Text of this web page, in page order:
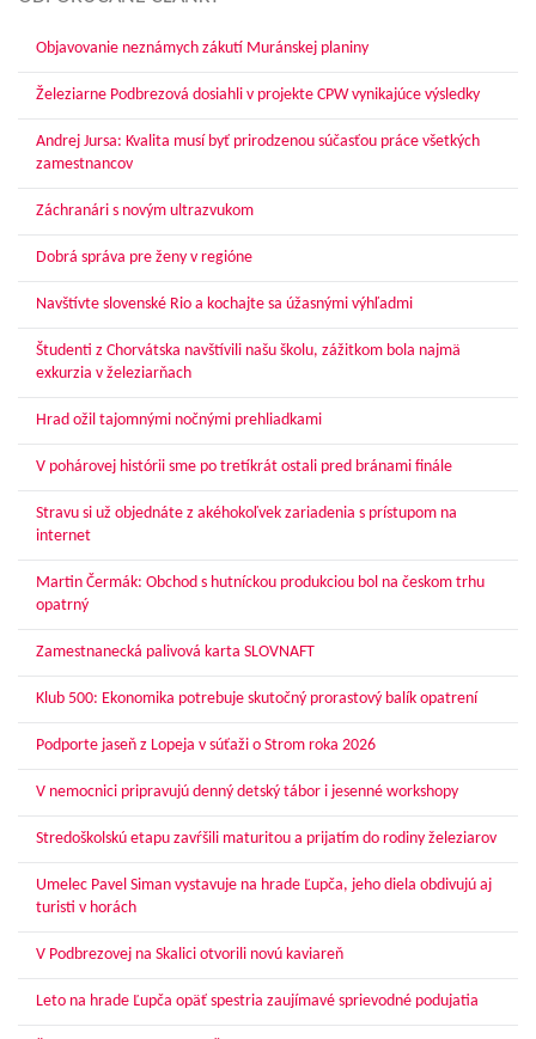
Objavovanie neznámych zákutí Muránskej planiny
Železiarne Podbrezová dosiahli v projekte CPW vynikajúce výsledky
Andrej Jursa: Kvalita musí byť prirodzenou súčasťou práce všetkých
zamestnancov
Záchranári s novým ultrazvukom
Dobrá správa pre ženy v regióne
Navštívte slovenské Rio a kochajte sa úžasnými výhľadmi
Študenti z Chorvátska navštívili našu školu, zážitkom bola najmä
exkurzia v železiarňach
Hrad ožil tajomnými nočnými prehliadkami
V pohárovej histórii sme po tretíkrát ostali pred bránami finále
Stravu si už objednáte z akéhokoľvek zariadenia s prístupom na
internet
Martin Čermák: Obchod s hutníckou produkciou bol na českom trhu
opatrný
Zamestnanecká palivová karta SLOVNAFT
Klub 500: Ekonomika potrebuje skutočný prorastový balík opatrení
Podporte jaseň z Lopeja v súťaži o Strom roka 2026
V nemocnici pripravujú denný detský tábor i jesenné workshopy
Stredoškolskú etapu zavŕšili maturitou a prijatím do rodiny železiarov
Umelec Pavel Siman vystavuje na hrade Ľupča, jeho diela obdivujú aj
turisti v horách
V Podbrezovej na Skalici otvorili novú kaviareň
Leto na hrade Ľupča opäť spestria zaujímavé sprievodné podujatia